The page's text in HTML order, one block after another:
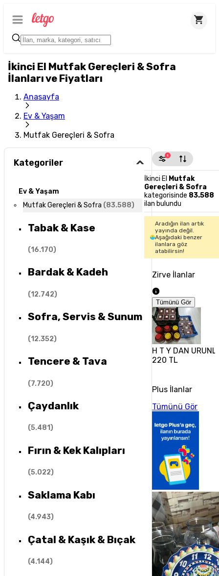
İkinci El Mutfak Gereçleri & Sofra
İlanları ve Fiyatları
Anasayfa
Ev & Yaşam
Mutfak Gereçleri & Sofra
Kategoriler
Ev & Yaşam
Mutfak Gereçleri & Sofra (83.588)
Tabak & Kase
(16.170)
Bardak & Kadeh
(12.742)
Sofra, Servis & Sunum
(12.352)
Tencere & Tava
(7.720)
Çaydanlık
(5.481)
Fırın & Kek Kalıpları
(5.022)
Saklama Kabı
(4.943)
Çatal & Kaşık & Bıçak
(4.144)
1
İkinci El Mutfak
Gereçleri & Sofra
kategorisinde 83.588
ilan bulundu
Aradığın ilan artık
yayında değil.
Aşağıdaki benzer
ilanlara göz
atabilirsin!
Zirve İlanlar
Tümünü Gör
H T Y DAN
220 TL
Plus İlanlar
Tümünü Gör